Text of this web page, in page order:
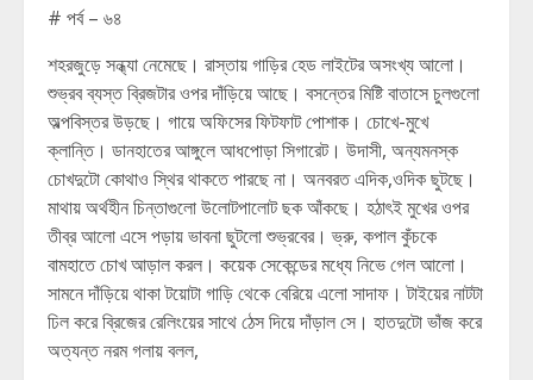
# পর্ব – ৬৪
শহরজুড়ে সন্ধ্যা নেমেছে। রাস্তায় গাড়ির হেড লাইটের অসংখ্য আলো।
শুভ্রব ব্যস্ত ব্রিজটার ওপর দাঁড়িয়ে আছে। বসন্তের মিষ্টি বাতাসে চুলগুলো
অল্পবিস্তর উড়ছে। গায়ে অফিসের ফিটফাট পোশাক। চোখে-মুখে
ক্লান্তি। ডানহাতের আঙ্গুলে আধপোড়া সিগারেট। উদাসী, অন্যমনস্ক
চোখদুটো কোথাও স্থির থাকতে পারছে না। অনবরত এদিক,ওদিক ছুটছে।
মাথায় অর্থহীন চিন্তাগুলো উলোটপালোট ছক আঁকছে। হঠাৎই মুখের ওপর
তীব্র আলো এসে পড়ায় ভাবনা ছুটলো শুভ্রবের। ভ্রু, কপাল কুঁচকে
বামহাতে চোখ আড়াল করল। কয়েক সেকেন্ডের মধ্যে নিভে গেল আলো।
সামনে দাঁড়িয়ে থাকা টয়োটা গাড়ি থেকে বেরিয়ে এলো সাদাফ। টাইয়ের নাটটা
ঢিল করে ব্রিজের রেলিংয়ের সাথে ঠেস দিয়ে দাঁড়াল সে। হাতদুটো ভাঁজ করে
অত্যন্ত নরম গলায় বলল,